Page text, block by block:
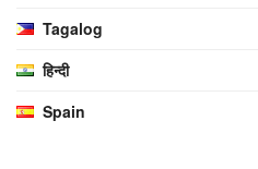
Tagalog
हिन्दी
Spain